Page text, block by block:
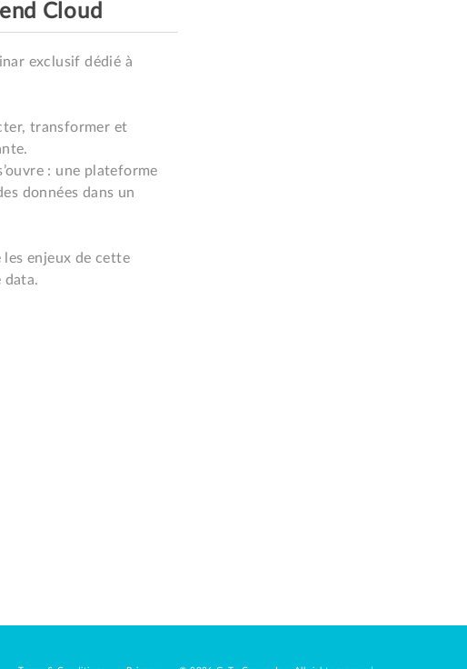
Cloud
exclusif dédié à
transformer et
: une plateforme
données dans un
les enjeux de cette
data.